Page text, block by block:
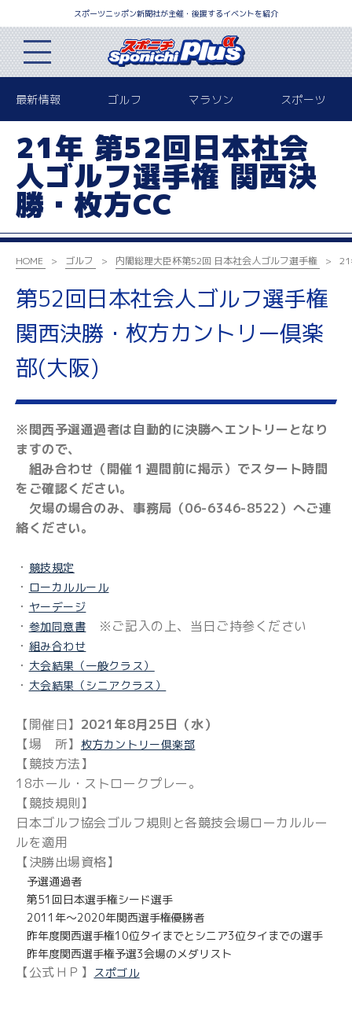
スポーツニッポン新聞社が主催・後援するイベントを紹介
最新情報 ゴルフ マラソン スポーツ
21年 第52回日本社会
人ゴルフ選手権 関西決
勝・枚方CC
HOME ゴルフ 内閣総理大臣杯第52回 日本社会人ゴルフ選手権
第52回日本社会人ゴルフ選手権
関西決勝・枚方カントリー倶楽
部(大阪)
※関西予選通過者は自動的に決勝へエントリーとなり
ますので、
組み合わせ（開催１週間前に掲示）でスタート時間
をご確認ください。
欠場の場合のみ、事務局（06-6346-8522）へご連
絡ください。
・ 競技規定
・ ローカルルール
・ ヤーデージ
・ 参加同意書 ※ご記入の上、当日ご持参ください
・ 組み合わせ
・ 大会結果（一般クラス）
・ 大会結果（シニアクラス）
【開催日】 2021年8月25日（水）
【場 所】 枚方カントリー倶楽部
【競技方法】
18ホール・ストロークプレー。
【競技規則】
日本ゴルフ協会ゴルフ規則と各競技会場ローカルルー
ルを適用
【決勝出場資格】
予選通過者
第51回日本選手権シード選手
2011年～2020年関西選手権優勝者
昨年度関西選手権10位タイまでとシニア3位タイまでの選手
昨年度関西選手権予選3会場のメダリスト
【公式ＨＰ】 スポゴル